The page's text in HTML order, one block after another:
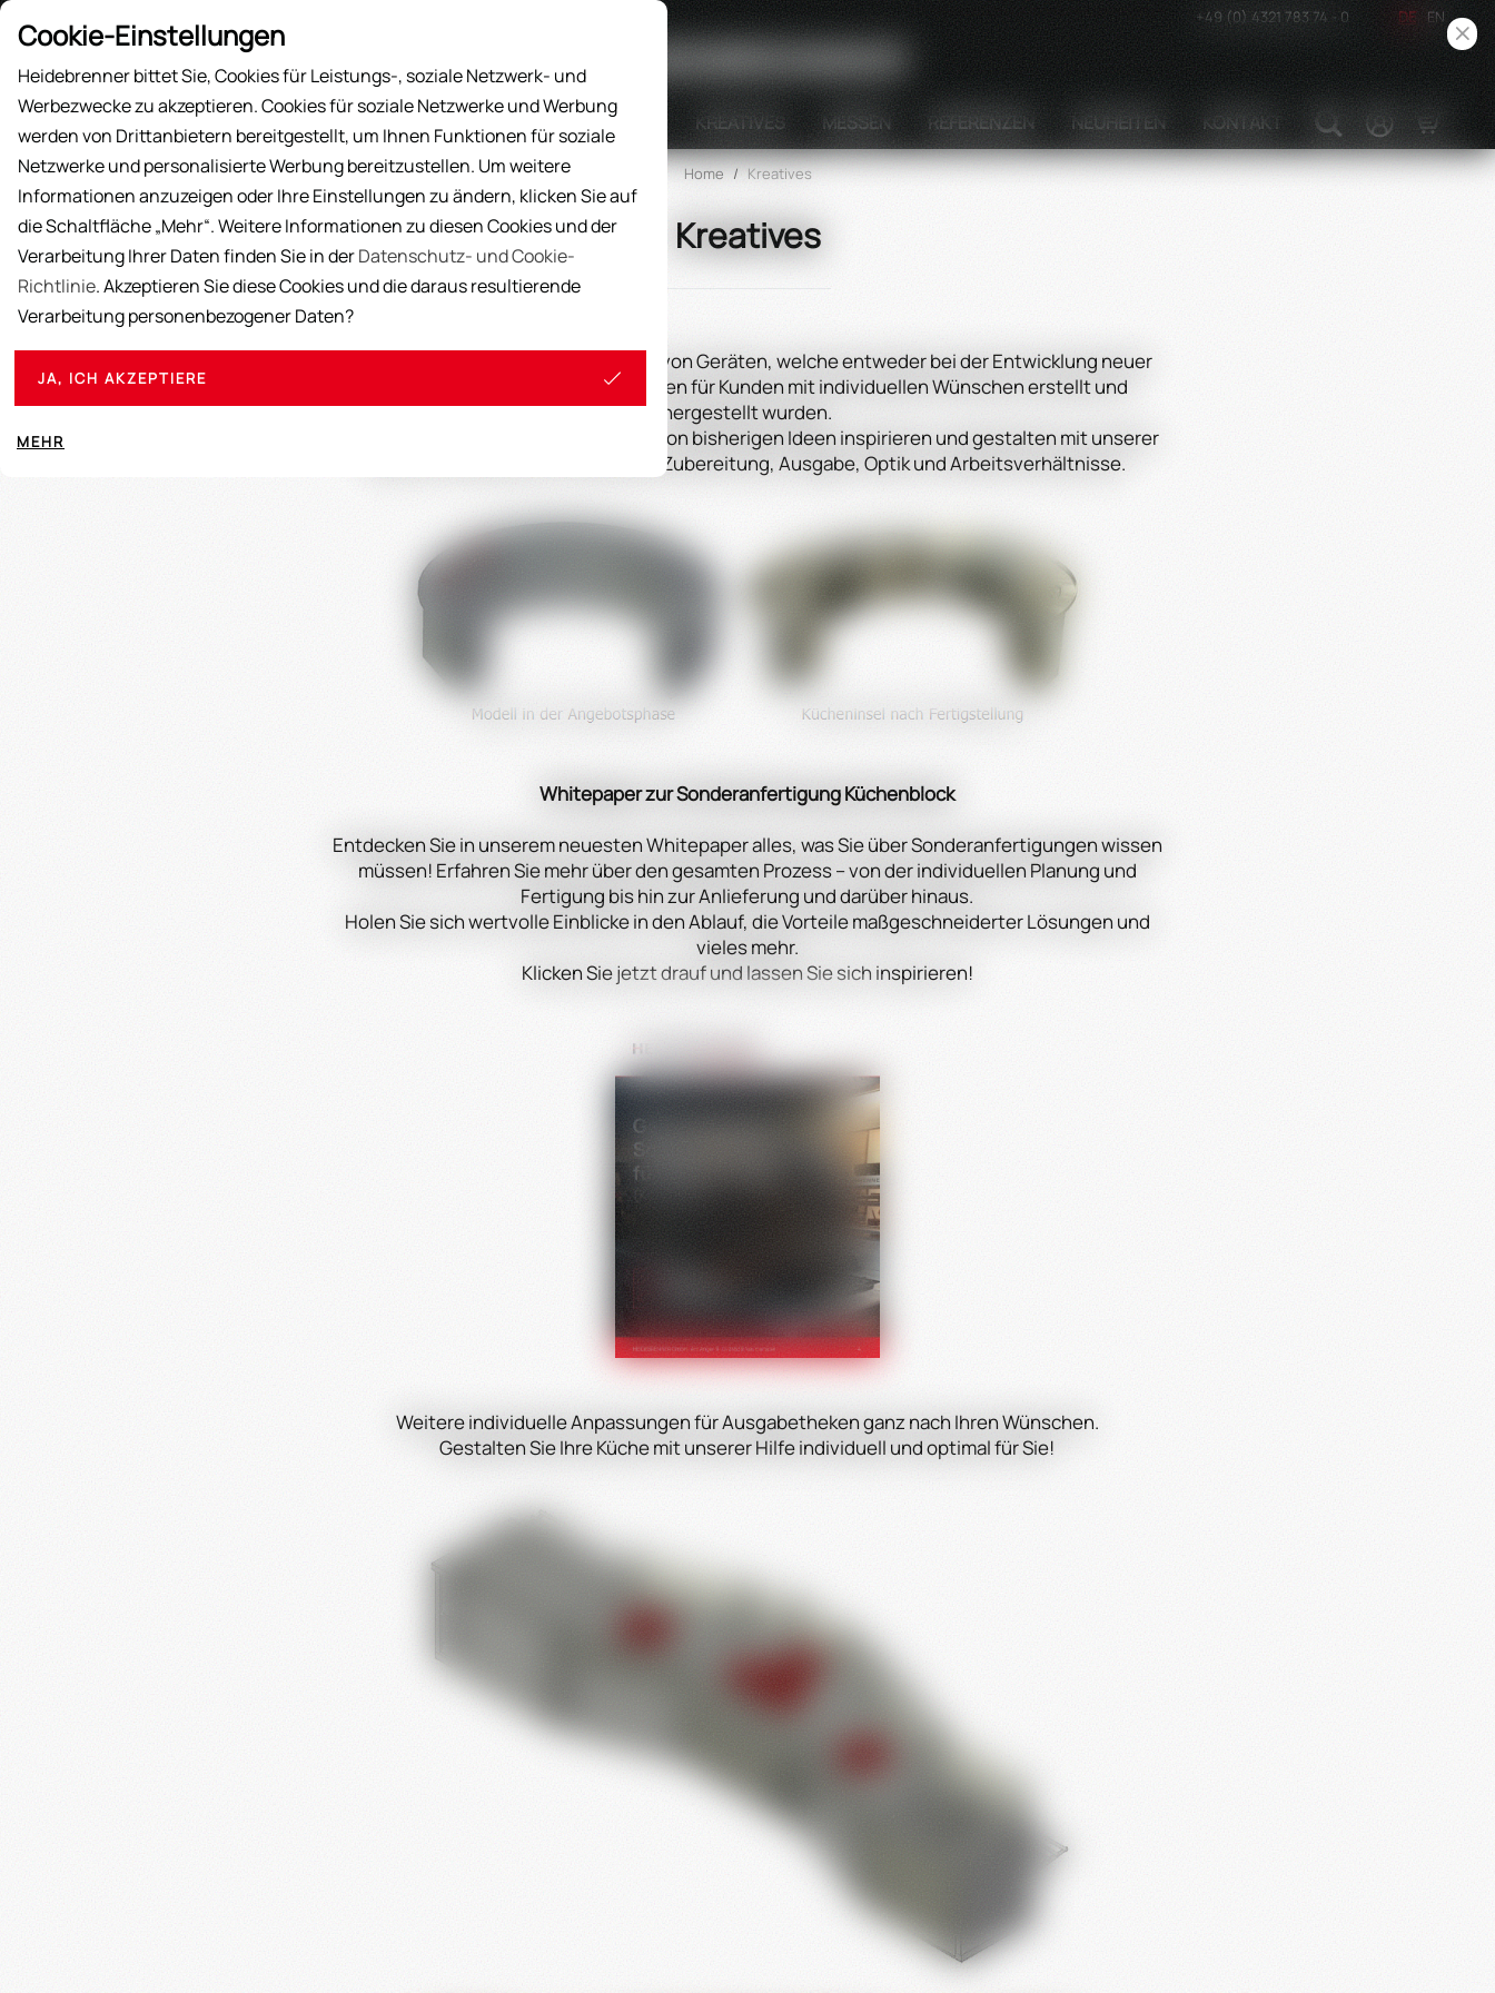
+49 (0) 4321 783 74 - 0 DE EN
AUSSTELLUNGSGERÄTE KREATIVES MESSEN REFERENZEN NEUHEITEN KONTAKT
Suche
Home / Kreatives
Kreatives
Hier finden Sie Modelle und Beispiele von Geräten, welche entweder bei der Entwicklung neuer
Geräte oder für Sonderanfertigungen für Kunden mit individuellen Wünschen erstellt und
hergestellt wurden.
Schauen Sie gerne durch, lassen sich von bisherigen Ideen inspirieren und gestalten mit unserer
Hilfe Ihre Traumküche für optimale Zubereitung, Ausgabe, Optik und Arbeitsverhältnisse.
Whitepaper zur Sonderanfertigung Küchenblock
Entdecken Sie in unserem neuesten Whitepaper alles, was Sie über Sonderanfertigungen wissen
müssen! Erfahren Sie mehr über den gesamten Prozess – von der individuellen Planung und
Fertigung bis hin zur Anlieferung und darüber hinaus.
Holen Sie sich wertvolle Einblicke in den Ablauf, die Vorteile maßgeschneiderter Lösungen und
vieles mehr.
Klicken Sie jetzt drauf und lassen Sie sich inspirieren!
Weitere individuelle Anpassungen für Ausgabetheken ganz nach Ihren Wünschen.
Gestalten Sie Ihre Küche mit unserer Hilfe individuell und optimal für Sie!
Cookie-Einstellungen
Heidebrenner bittet Sie, Cookies für Leistungs-, soziale Netzwerk- und
Werbezwecke zu akzeptieren. Cookies für soziale Netzwerke und Werbung
werden von Drittanbietern bereitgestellt, um Ihnen Funktionen für soziale
Netzwerke und personalisierte Werbung bereitzustellen. Um weitere
Informationen anzuzeigen oder Ihre Einstellungen zu ändern, klicken Sie auf
die Schaltfläche „Mehr“. Weitere Informationen zu diesen Cookies und der
Verarbeitung Ihrer Daten finden Sie in derDatenschutz- und Cookie-
Richtlinie. Akzeptieren Sie diese Cookies und die daraus resultierende
Verarbeitung personenbezogener Daten?
JA, ICH AKZEPTIERE
MEHR